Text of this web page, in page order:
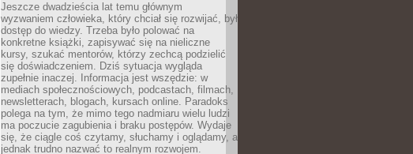
Jeszcze dwadzieścia lat temu głównym
wyzwaniem człowieka, który chciał się rozwijać, był
dostęp do wiedzy. Trzeba było polować na
konkretne książki, zapisywać się na nieliczne
kursy, szukać mentorów, którzy zechcą podzielić
się doświadczeniem. Dziś sytuacja wygląda
zupełnie inaczej. Informacja jest wszędzie: w
mediach społecznościowych, podcastach, filmach,
newsletterach, blogach, kursach online. Paradoks
polega na tym, że mimo tego nadmiaru wielu ludzi
ma poczucie zagubienia i braku postępów. Wydaje
się, że ciągle coś czytamy, słuchamy i oglądamy, a
jednak trudno nazwać to realnym rozwojem.